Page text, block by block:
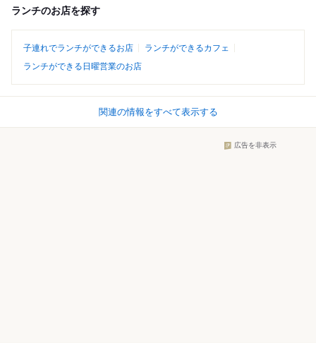
ランチのお店を探す
子連れでランチができるお店
ランチができるカフェ
ランチができる日曜営業のお店
関連の情報をすべて表示する
広告を非表示